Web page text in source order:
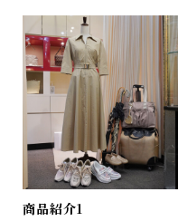
商品紹介1